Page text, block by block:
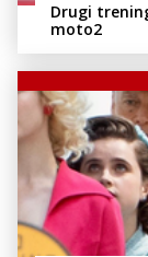
Drugi
moto2